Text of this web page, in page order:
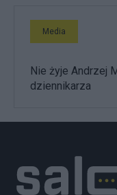
Media
Nie żyje Andrzej
dziennikarza